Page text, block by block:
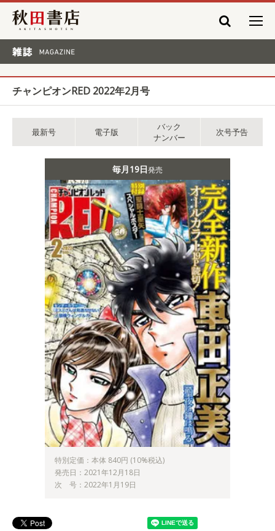
秋田書店
チャンピオンRED 2022年2月号
最新号 電子版
バック
ナンバー
次号予告
毎月19日発売
特別定価：本体 840円 (10%税込)
発売日：2021年12月18日
次 号：2022年1月19日